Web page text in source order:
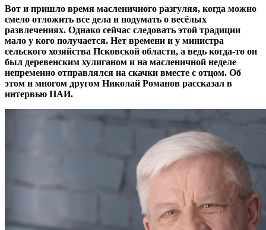
Вот и пришло время масленичного разгуляя, когда можно
смело отложить все дела и подумать о весёлых
развлечениях. Однако сейчас следовать этой традиции
мало у кого получается. Нет времени и у министра
сельского хозяйства Псковской области, а ведь когда-то он
был деревенским хулиганом и на масленичной неделе
непременно отправлялся на скачки вместе с отцом. Об
этом и многом другом Николай Романов рассказал в
интервью ПАИ.